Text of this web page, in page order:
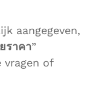
aangegeven,
ราคา”
vragen of